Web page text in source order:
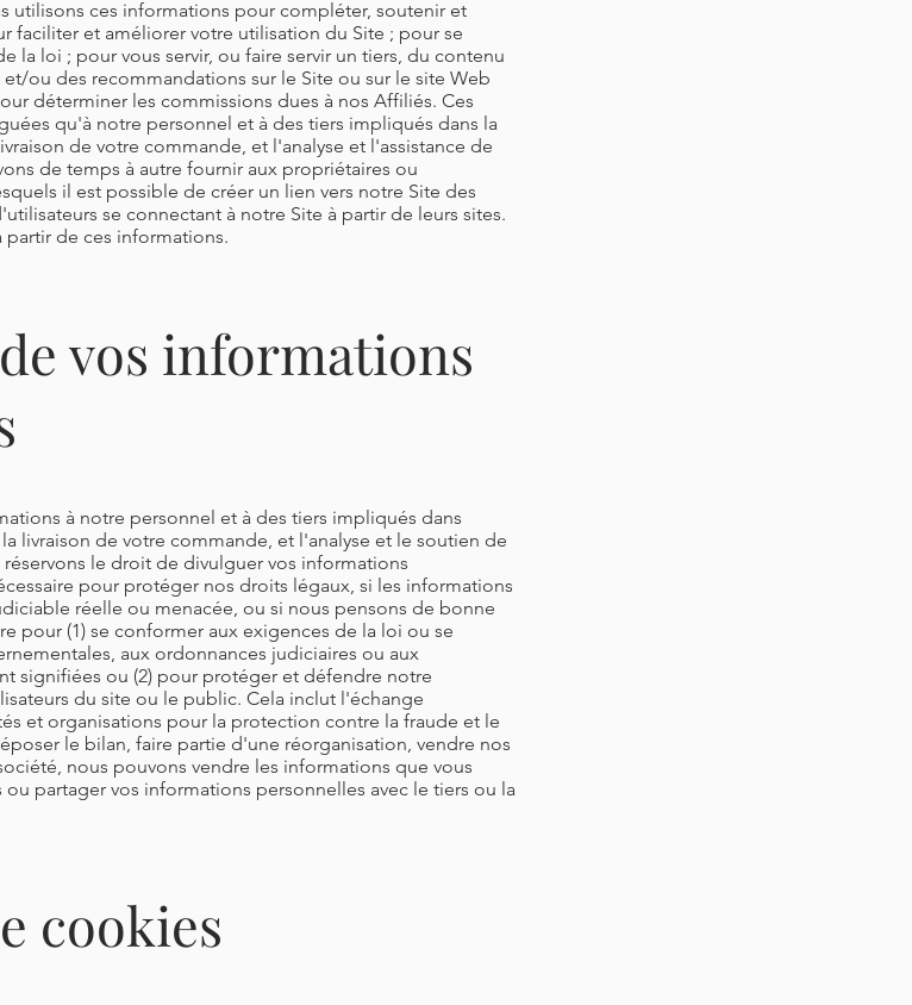
utilisons ces informations pour compléter, soutenir et
faciliter et améliorer votre utilisation du Site ; pour se
la loi ; pour vous servir, ou faire servir un tiers, du contenu
ou des recommandations sur le Site ou sur le site Web
déterminer les commissions dues à nos Affiliés. Ces
qu'à notre personnel et à des tiers impliqués dans la
de votre commande, et l'analyse et l'assistance de
de temps à autre fournir aux propriétaires ou
il est possible de créer un lien vers notre Site des
se connectant à notre Site à partir de leurs sites.
partir de ces informations.
vos informations
à notre personnel et à des tiers impliqués dans
livraison de votre commande, et l'analyse et le soutien de
le droit de divulguer vos informations
pour protéger nos droits légaux, si les informations
réelle ou menacée, ou si nous pensons de bonne
pour (1) se conformer aux exigences de la loi ou se
aux ordonnances judiciaires ou aux
signifiées ou (2) pour protéger et défendre notre
du site ou le public. Cela inclut l'échange
et organisations pour la protection contre la fraude et le
le bilan, faire partie d'une réorganisation, vendre nos
nous pouvons vendre les informations que vous
ou partager vos informations personnelles avec le tiers ou la
cookies